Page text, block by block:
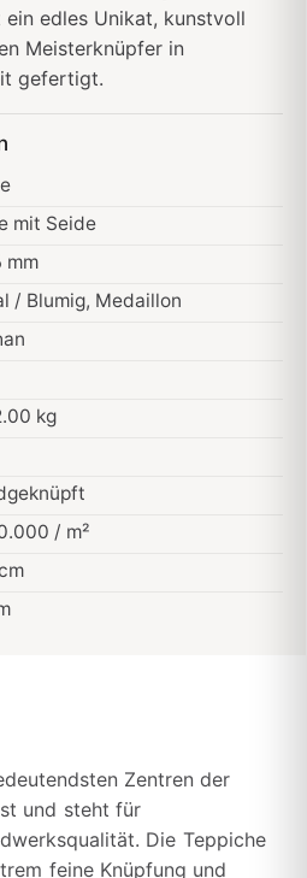
edles Unikat, kunstvoll
Meisterknüpfer in
gefertigt.
mit Seide
mm
/ Blumig, Medaillon
kg
/ m²
Zentren der
und steht für
Die Teppiche
feine Knüpfung und